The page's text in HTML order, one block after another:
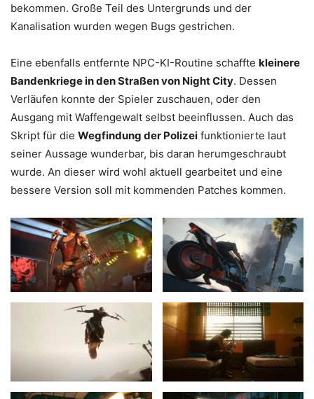
bekommen. Große Teil des Untergrunds und der
Kanalisation wurden wegen Bugs gestrichen.
Eine ebenfalls entfernte NPC-KI-Routine schaffte kleinere
Bandenkriege in den Straßen von Night City. Dessen
Verläufen konnte der Spieler zuschauen, oder den
Ausgang mit Waffengewalt selbst beeinflussen. Auch das
Skript für die Wegfindung der Polizei funktionierte laut
seiner Aussage wunderbar, bis daran herumgeschraubt
wurde. An dieser wird wohl aktuell gearbeitet und eine
bessere Version soll mit kommenden Patches kommen.